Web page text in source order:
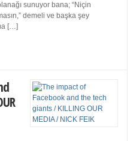
sunuyor bana; “Niçin
demeli ve başka şey
[…]